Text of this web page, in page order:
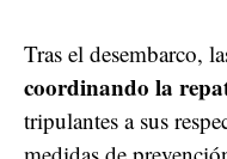
Tras el desembarco,
coordinando la
tripulantes a sus